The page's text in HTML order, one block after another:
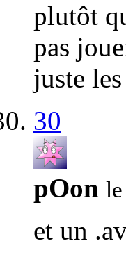
plutôt
pas
juste
30
pOon
et un